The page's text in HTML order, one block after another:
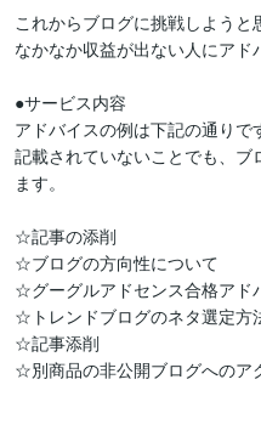
これからブログに挑戦しようと
なかなか収益が出ない人にアド
●サービス内容
アドバイスの例は下記の通りで
記載されていないことでも、ブ
ます。
☆記事の添削
☆ブログの方向性について
☆グーグルアドセンス合格アド
☆トレンドブログのネタ選定方
☆記事添削
☆別商品の非公開ブログへのア